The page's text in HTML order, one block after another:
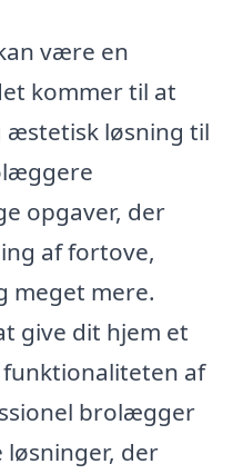
være en
kommer til at
æstetisk løsning til
opgaver, der
af fortove,
meget mere.
give dit hjem et
af
brolægger
der